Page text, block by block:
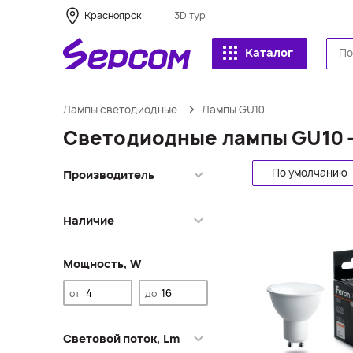
Красноярск 3D тур
Каталог
Лампы светодиодные Лампы GU10
Светодиодные лампы GU10
Производитель
Elektrostandard
Jazzway
Maytoni
SignImpress
Наличие
Кемерово
МО Одинцово
МО Долгопрудный
Мощность, W
от до
Световой поток, Lm
По умолчанию